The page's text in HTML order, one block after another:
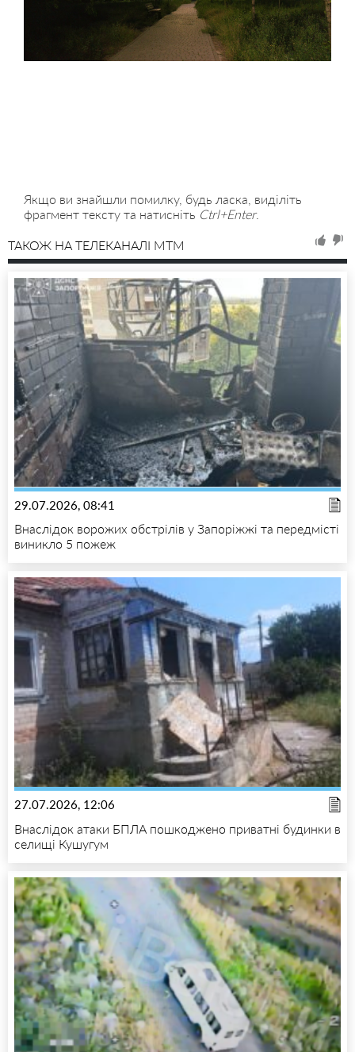
Якщо ви знайшли помилку, будь ласка, виділіть
фрагмент тексту та натисніть Ctrl+Enter.
ТАКОЖ НА ТЕЛЕКАНАЛІ MTM
29.07.2026, 08:41
Внаслідок ворожих обстрілів у Запоріжжі та передмісті
виникло 5 пожеж
27.07.2026, 12:06
Внаслідок атаки БПЛА пошкоджено приватні будинки в
селищі Кушугум